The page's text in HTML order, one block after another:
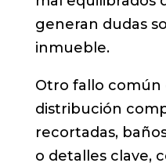
generan dudas
inmueble.
Otro fallo común
distribución
recortadas,
o detalles clave,